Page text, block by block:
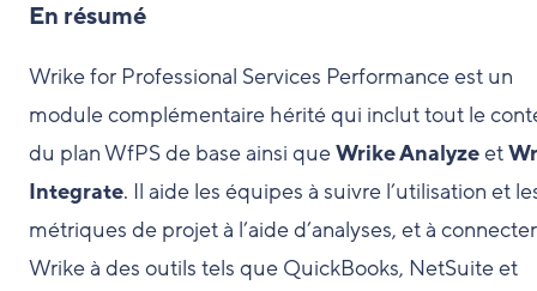
En résumé
Wrike for Professional Services Performance est un
module complémentaire hérité qui inclut tout le
du plan WfPS de base ainsi queWrike Analyzeet
Integrate. Il aide les équipes à suivre l’utilisation et
métriques de projet à l’aide d’analyses, et à connecter
Wrike à des outils tels que QuickBooks, NetSuite et